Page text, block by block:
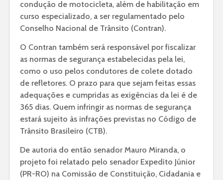
condução de motocicleta, além de habilitação em
curso especializado, a ser regulamentado pelo
Conselho Nacional de Trânsito (Contran).
O Contran também será responsável por fiscalizar
as normas de segurança estabelecidas pela lei,
como o uso pelos condutores de colete dotado
de refletores. O prazo para que sejam feitas essas
adequações e cumpridas as exigências da lei é de
365 dias. Quem infringir as normas de segurança
estará sujeito às infrações previstas no Código de
Trânsito Brasileiro (CTB).
De autoria do então senador Mauro Miranda, o
projeto foi relatado pelo senador Expedito Júnior
(PR-RO) na Comissão de Constituição, Cidadania e